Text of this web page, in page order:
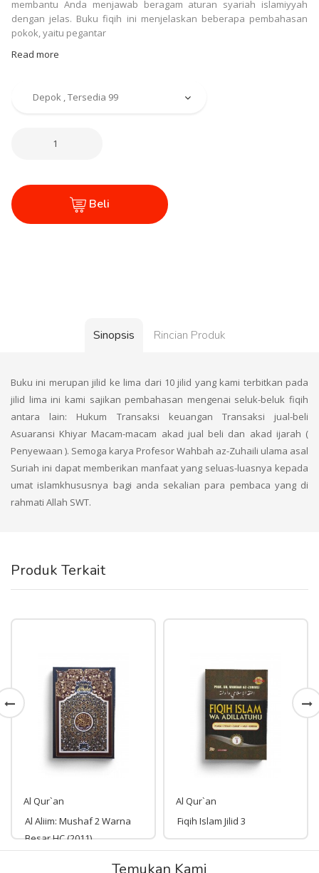
membantu Anda menjawab beragam aturan syariah islamiyyah
dengan jelas. Buku fiqih ini menjelaskan beberapa pembahasan
pokok, yaitu pegantar
Read more
Beli
Sinopsis Rincian Produk
Buku ini merupan jilid ke lima dari 10 jilid yang kami terbitkan pada
jilid lima ini kami sajikan pembahasan mengenai seluk-beluk fiqih
antara lain: Hukum Transaksi keuangan Transaksi jual-beli
Asuaransi Khiyar Macam-macam akad jual beli dan akad ijarah (
Penyewaan ). Semoga karya Profesor Wahbah az-Zuhaili ulama asal
Suriah ini dapat memberikan manfaat yang seluas-luasnya kepada
umat islamkhususnya bagi anda sekalian para pembaca yang di
rahmati Allah SWT.
Produk Terkait
Al Qur`an
Al Aliim: Mushaf 2 Warna
Besar HC (2011)
180,000
Al Qur`an
Fiqih Islam Jilid 3
Rp 295,000
Temukan Kami